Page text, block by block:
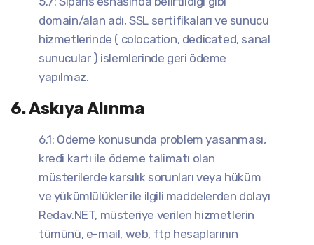
domain/alan adı, SSL sertifikaları ve sunucu
hizmetlerinde ( colocation, dedicated, sanal
sunucular ) islemlerinde geri ödeme
yapılmaz.
6. Askıya Alınma
6.1: Ödeme konusunda problem yasanması,
kredi kartı ile ödeme talimatı olan
müsterilerde karsılık sorunları veya hüküm
ve yükümlülükler ile ilgili maddelerden dolayı
Redav.NET, müsteriye verilen hizmetlerin
tümünü, e-mail, web, ftp hesaplarının